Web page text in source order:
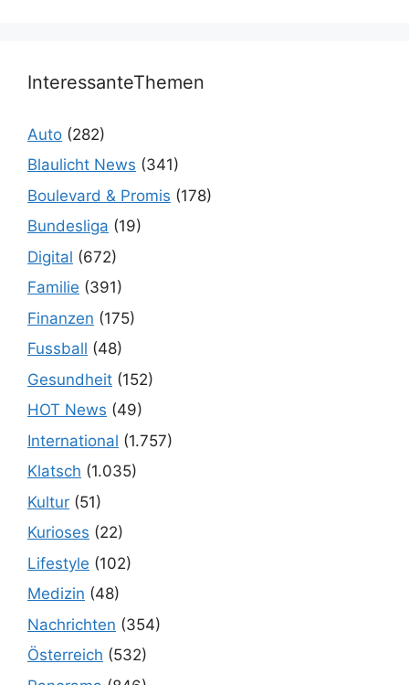
InteressanteThemen
Auto (282)
Blaulicht News (341)
Boulevard & Promis (178)
Bundesliga (19)
Digital (672)
Familie (391)
Finanzen (175)
Fussball (48)
Gesundheit (152)
HOT News (49)
International (1.757)
Klatsch (1.035)
Kultur (51)
Kurioses (22)
Lifestyle (102)
Medizin (48)
Nachrichten (354)
Österreich (532)